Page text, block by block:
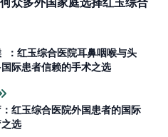
：红玉综合医院耳鼻咽喉与头
际患者信赖的手术之选
红玉综合医院外国患者的国际
选